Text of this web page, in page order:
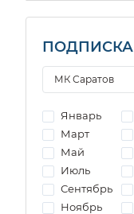
ПОДПИСКА
Январь
Март
Май
Июль
Сентябрь
Ноябрь